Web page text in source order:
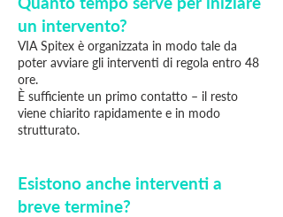
un intervento?
VIA Spitex è organizzata in modo tale da
poter avviare gli interventi di regola entro 48
ore.
È sufficiente un primo contatto – il resto
viene chiarito rapidamente e in modo
strutturato.
Esistono anche interventi a
breve termine?